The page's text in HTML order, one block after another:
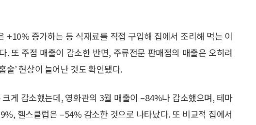
+10% 증가하는 등 식재료를 직접 구입해 집에서 조리해 먹는 이
. 또 주점 매출이 감소한 반면, 주류전문 판매점의 매출은 오히려
술’ 현상이 늘어난 것도 확인됐다.
게 감소했는데, 영화관의 3월 매출이 –84%나 감소했으며, 테마
헬스클럽은 –54% 감소한 것으로 나타났다. 또 비교적 집에서